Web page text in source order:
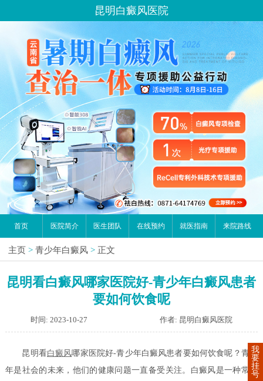
昆明白癜风医院
首页 医院简介 医生团队 在线预约 就医指南 来院路线
主页 > 青少年白癜风 > 正文
昆明看白癜风哪家医院好-青少年白癜风患者
要如何饮食呢
时间: 2023-10-27 作者: 昆明白癜风医院
昆明看白癜风哪家医院好-青少年白癜风患者要如何饮食呢？青少
年是社会的未来，他们的健康问题一直备受关注。白癜风是一种常见
我
要
挂
号